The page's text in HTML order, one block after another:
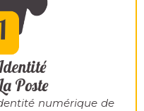
Poste
numérique de